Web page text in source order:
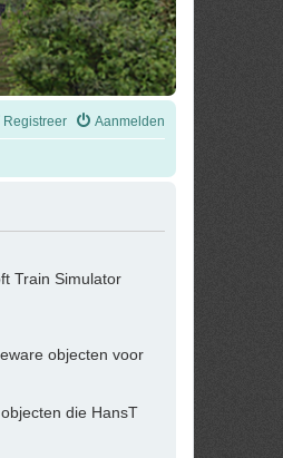
Aanmelden
Registreer
Train Simulator
objecten voor
die HansT